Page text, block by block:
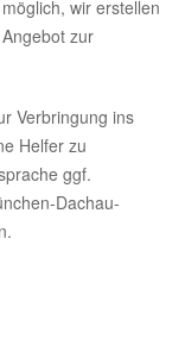
wir erstellen
zur
Verbringung ins
Helfer zu
ggf.
Dachau-